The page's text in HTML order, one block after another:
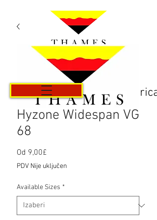
Košarica
Hyzone Widespan VG
68
Od 9,00£
s
popustom
PDV Nije uključen
Available Sizes *